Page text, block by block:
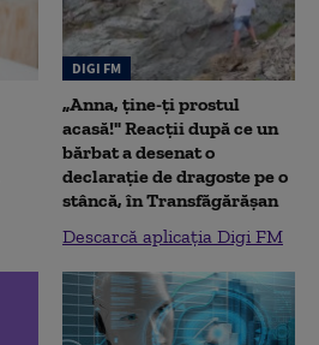
DIGI FM
„Anna, ţine-ţi prostul
acasă!" Reacţii după ce un
bărbat a desenat o
declaraţie de dragoste pe o
stâncă, în Transfăgărăşan
Descarcă aplicația Digi FM